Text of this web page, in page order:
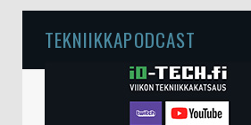
TEKNIIKKAPODCAST